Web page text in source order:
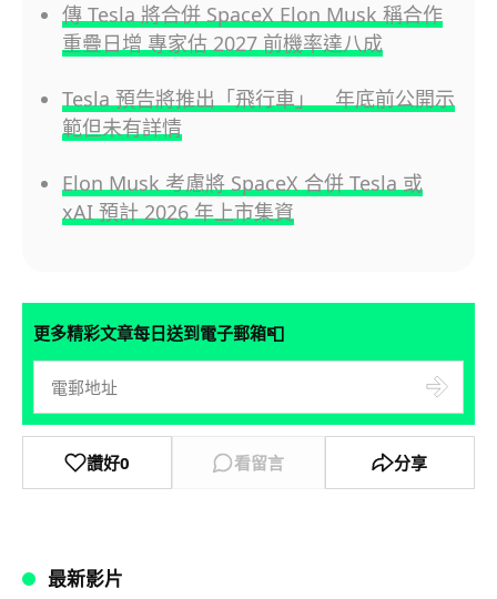
傳 Tesla 將合併 SpaceX Elon Musk 稱合作
重疊日增 專家估 2027 前機率達八成
Tesla 預告將推出「飛行車」 年底前公開示
範但未有詳情
Elon Musk 考慮將 SpaceX 合併 Tesla 或
xAI 預計 2026 年上市集資
更多精彩文章每日送到電子郵箱📮
讚好0 看留言 分享
最新影片